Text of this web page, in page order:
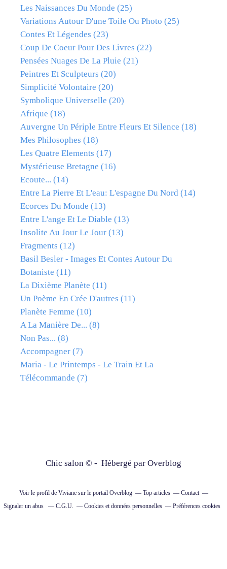
Les Naissances Du Monde (25)
Variations Autour D'une Toile Ou Photo (25)
Contes Et Légendes (23)
Coup De Coeur Pour Des Livres (22)
Pensées Nuages De La Pluie (21)
Peintres Et Sculpteurs (20)
Simplicité Volontaire (20)
Symbolique Universelle (20)
Afrique (18)
Auvergne Un Périple Entre Fleurs Et Silence (18)
Mes Philosophes (18)
Les Quatre Elements (17)
Mystérieuse Bretagne (16)
Ecoute... (14)
Entre La Pierre Et L'eau: L'espagne Du Nord (14)
Ecorces Du Monde (13)
Entre L'ange Et Le Diable (13)
Insolite Au Jour Le Jour (13)
Fragments (12)
Basil Besler - Images Et Contes Autour Du
Botaniste (11)
La Dixième Planète (11)
Un Poème En Crée D'autres (11)
Planète Femme (10)
A La Manière De... (8)
Non Pas... (8)
Accompagner (7)
Maria - Le Printemps - Le Train Et La
Télécommande (7)
Chic salon © - Hébergé par Overblog
Voir le profil de Vivianesur le portail Overblog Top articles
Contact
Signaler un abus
C.G.U. Cookies et données personnelles Préférences cookies